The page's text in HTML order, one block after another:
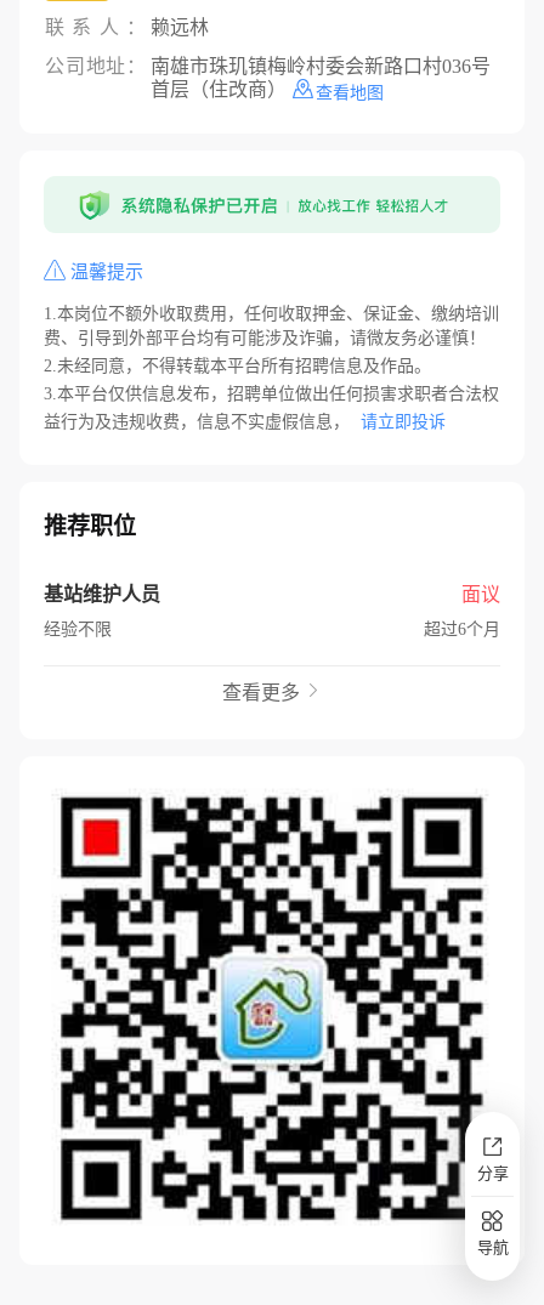
联系人：
赖远林
公司地址：
南雄市珠玑镇梅岭村委会新路口村036号
首层（住改商）
查看地图
温馨提示
1.本岗位不额外收取费用，任何收取押金、保证金、缴纳培训
费、引导到外部平台均有可能涉及诈骗，请微友务必谨慎！
2.未经同意，不得转载本平台所有招聘信息及作品。
3.本平台仅供信息发布，招聘单位做出任何损害求职者合法权
益行为及违规收费，信息不实虚假信息，
请立即投诉
推荐职位
基站维护人员 面议
经验不限 超过6个月
查看更多 
分享
导航